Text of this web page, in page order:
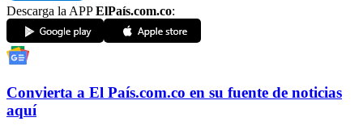
Descarga la APPElPaís.com.co:
Convierta a El País.com.co en su fuente de noticias
aquí